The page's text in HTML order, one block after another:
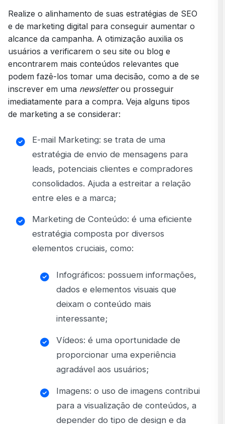
Realize o alinhamento de suas estratégias de SEO
e de marketing digital para conseguir aumentar o
alcance da campanha. A otimização auxilia os
usuários a verificarem o seu site ou blog e
encontrarem mais conteúdos relevantes que
podem fazê-los tomar uma decisão, como a de se
inscrever em uma newsletterou prosseguir
imediatamente para a compra. Veja alguns tipos
de marketing a se considerar:
E-mail Marketing: se trata de uma
estratégia de envio de mensagens para
leads, potenciais clientes e compradores
consolidados. Ajuda a estreitar a relação
entre eles e a marca;
Marketing de Conteúdo: é uma eficiente
estratégia composta por diversos
elementos cruciais, como:
Infográficos: possuem informações,
dados e elementos visuais que
deixam o conteúdo mais
interessante;
Vídeos: é uma oportunidade de
proporcionar uma experiência
agradável aos usuários;
Imagens: o uso de imagens contribui
para a visualização de conteúdos, a
depender do tipo de design e da